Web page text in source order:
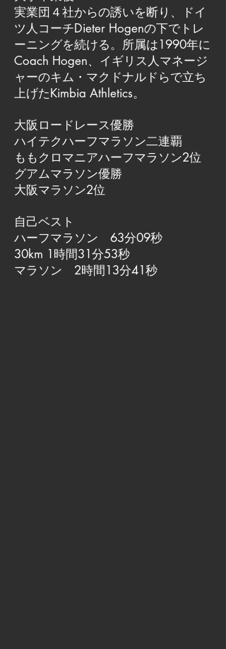
実業団４社からの誘いを断り、ドイ
ツ人コーチDieter Hogenの下でトレ
ーニングを続ける。所属は1990年に
Coach Hogen、イギリス人マネージ
ャーのキム・マクドナルドらで立ち
上げたKimbia Athletics。
大阪ロードレース優勝
ハイテクハーフマラソン二連覇
ももクロマニアハーフマラソン2位
グアムマラソン優勝
大阪マラソン2位
自己ベスト
ハーフマラソン 63分09秒
30km 1時間31分53秒
マラソン 2時間13分41秒